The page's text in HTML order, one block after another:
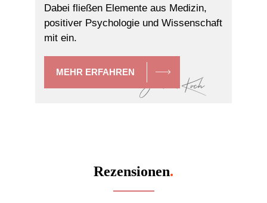
Dabei fließen Elemente aus Medizin,
positiver Psychologie und Wissenschaft
mit ein.
MEHR ERFAHREN Johanna Koch
Rezensionen.